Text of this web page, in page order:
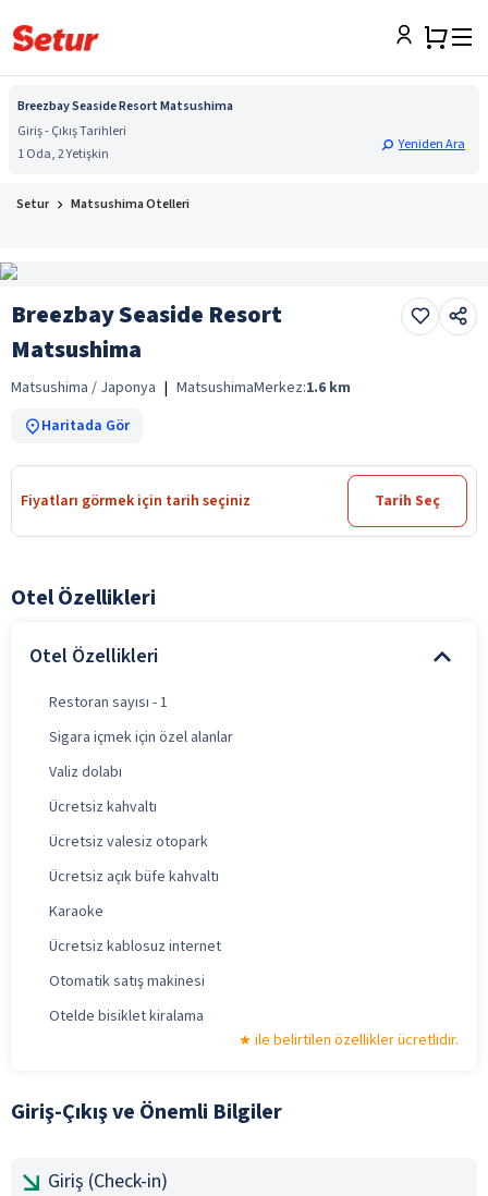
Breezbay Seaside Resort Matsushima
Giriş - Çıkış Tarihleri
1 Oda, 2 Yetişkin
Yeniden Ara
Setur Matsushima Otelleri
Breezbay Seaside Resort
Matsushima
Matsushima / Japonya | MatsushimaMerkez:1.6 km
Haritada Gör
Fiyatları görmek için tarih seçiniz Tarih Seç
Otel Özellikleri
Otel Özellikleri
Restoran sayısı - 1
Sigara içmek için özel alanlar
Valiz dolabı
Ücretsiz kahvaltı
Ücretsiz valesiz otopark
Ücretsiz açık büfe kahvaltı
Karaoke
Ücretsiz kablosuz internet
Otomatik satış makinesi
Otelde bisiklet kiralama
ile belirtilen özellikler ücretlidir.
Giriş-Çıkış ve Önemli Bilgiler
Giriş (Check-in)